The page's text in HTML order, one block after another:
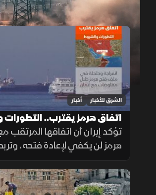
auto
حلقات البرنامج
الشرق للأخبار أخبار
اتفاق هرمز يقترب..
تؤكد إيران أن اتفاقها المرتقب
هرمز لن يكفي لإعادة فتحه،
الملاحة بموافقة أميركا على
والإفراج عن الأصول الإيرانية